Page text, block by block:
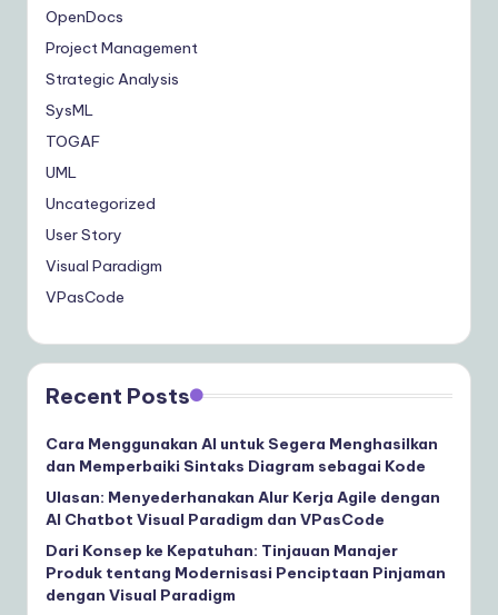
OpenDocs
Project Management
Strategic Analysis
SysML
TOGAF
UML
Uncategorized
User Story
Visual Paradigm
VPasCode
Recent Posts
Cara Menggunakan AI untuk Segera Menghasilkan
dan Memperbaiki Sintaks Diagram sebagai Kode
Ulasan: Menyederhanakan Alur Kerja Agile dengan
AI Chatbot Visual Paradigm dan VPasCode
Dari Konsep ke Kepatuhan: Tinjauan Manajer
Produk tentang Modernisasi Penciptaan Pinjaman
dengan Visual Paradigm